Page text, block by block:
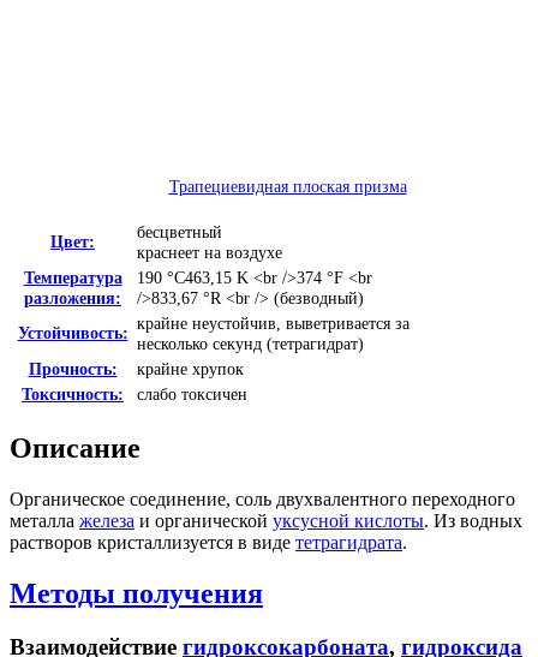
Трапециевидная плоская призма
Цвет:
бесцветный
краснеет на воздухе
Температура
разложения:
190 °C463,15 K <br />374 °F <br
/>833,67 °R <br /> (безводный)
Устойчивость: крайне неустойчив, выветривается за
несколько секунд (тетрагидрат)
Прочность:
крайне хрупок
Токсичность:
слабо токсичен
Описание
Органическое соединение, соль двухвалентного переходного
металла железа и органической уксусной кислоты. Из водных
растворов кристаллизуется в виде тетрагидрата.
Методы получения
Взаимодействие гидроксокарбоната, гидроксида